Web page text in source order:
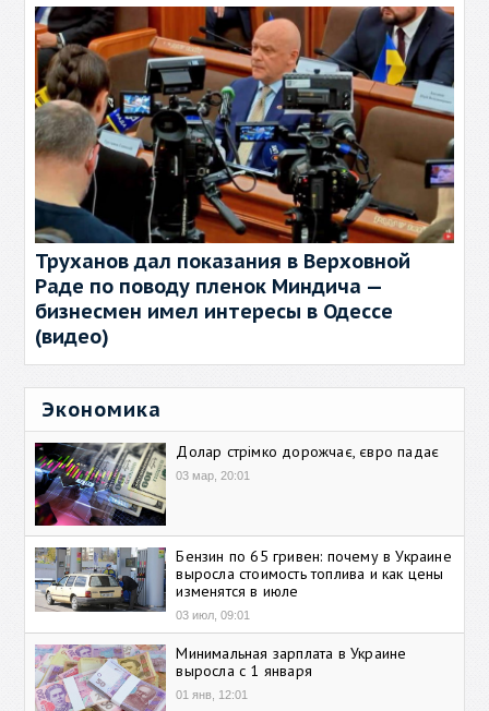
Труханов дал показания в Верховной
Раде по поводу пленок Миндича —
бизнесмен имел интересы в Одессе
(видео)
Экономика
Долар стрімко дорожчає, євро падає
03 мар, 20:01
Бензин по 65 гривен: почему в Украине
выросла стоимость топлива и как цены
изменятся в июле
03 июл, 09:01
Минимальная зарплата в Украине
выросла с 1 января
01 янв, 12:01